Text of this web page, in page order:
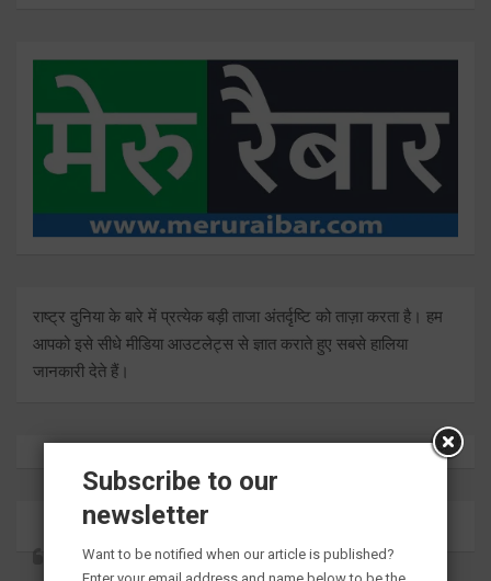
राष्ट्र दुनिया के बारे में प्रत्येक बड़ी ताजा अंतर्दृष्टि को ताज़ा करता है। हम
आपको इसे सीधे मीडिया आउटलेट्स से ज्ञात कराते हुए सबसे हालिया
जानकारी देते हैं।
Subscribe to our
newsletter
Want to be notified when our article is published?